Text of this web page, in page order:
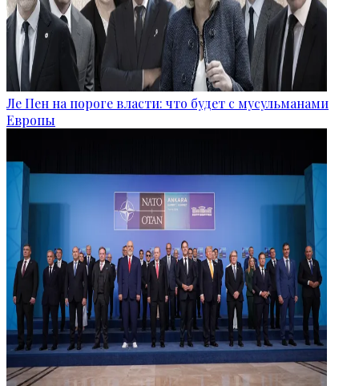
Ле Пен на пороге власти: что будет с мусульманами
Европы